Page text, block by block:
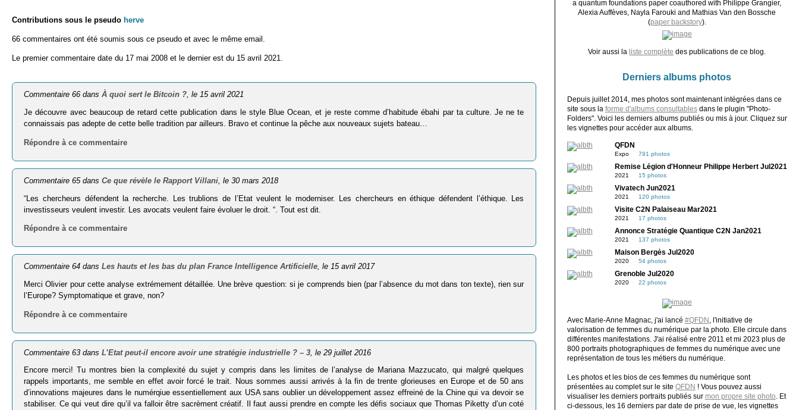
Contributions sous le pseudo herve
66 commentaires ont été soumis sous ce pseudo et avec le même email.
Le premier commentaire date du 17 mai 2008 et le dernier est du 15 avril 2021.
Commentaire 66 dansÀ quoi sert le Bitcoin ?, le 15 avril 2021
Je découvre avec beaucoup de retard cette publication dans le style Blue Ocean, et je reste comme d’habitude ébahi par ta culture. Je ne te
connaissais pas adepte de cette belle tradition par ailleurs. Bravo et continue la pêche aux nouveaux sujets bateau…
Répondre à ce commentaire
Commentaire 65 dansCe que révèle le Rapport Villani , le 30 mars 2018
“Les chercheurs défendent la recherche. Les trublions de l’Etat veulent le moderniser. Les chercheurs en éthique défendent l’éthique. Les
investisseurs veulent investir. Les avocats veulent faire évoluer le droit. “. Tout est dit.
Répondre à ce commentaire
Commentaire 64 dansLes hauts et les bas du plan France Intelligence Artificielle, le 15 avril 2017
Merci Olivier pour cette analyse extrémement détaillée. Une brève question: si je comprends bien (par l’absence du mot dans ton texte), rien sur
l’Europe? Symptomatique et grave, non?
Répondre à ce commentaire
Commentaire 63 dansL’Etat peut-il encore avoir une stratégie industrielle ? – 3 , le 29 juillet 2016
Encore merci! Tu montres bien la complexité du sujet y compris dans les limites de l’analyse de Mariana Mazzucato, qui malgré quelques
rappels importants, me semble en effet avoir forcé le trait. Nous sommes aussi arrivés à la fin de trente glorieuses en Europe et de 50 ans
d’innovations majeures dans le numérqiue essentiellement aux USA sans oublier un développement assez effreiné de la Chine qui va devoir se
stabiliser. Ce qui veut dire qu’il va falloir être sacrèment créatif. Il faut aussi prendre en compte les défis sociaux que Thomas Piketty d’un coté
a quantum foundations paper coauthored with Philippe Grangier,
Alexia Auffèves, Nayla Farouki and Mathias Van den Bossche
(paper backstory).
Voir aussi la liste complète des publications de ce blog.
Derniers albums photos
Depuis juillet 2014, mes photos sont maintenant intégrées dans ce
site sous la forme d'albums consultablesdans le plugin "Photo-
Folders". Voici les derniers albums publiés ou mis à jour. Cliquez sur
les vignettes pour accéder aux albums.
QFDN
Expo 791 photos
Remise Légion d'Honneur Philippe Herbert Jul2021
2021 15 photos
Vivatech Jun2021
2021 120 photos
Visite C2N Palaiseau Mar2021
2021 17 photos
Annonce Stratégie Quantique C2N Jan2021
2021 137 photos
Maison Bergès Jul2020
2020 54 photos
Grenoble Jul2020
2020 22 photos
Avec Marie-Anne Magnac, j'ai lancé #QFDN
, l'initiative de
valorisation de femmes du numérique par la photo. Elle circule dans
différentes manifestations. J'ai réalisé entre 2011 et mi 2023 plus de
800 portraits photographiques de femmes du numérique avec une
représentation de tous les métiers du numérique.
Les photos et les bios de ces femmes du numérique sont
présentées au complet sur le site QFDN ! Vous pouvez aussi
visualiser les derniers portraits publiés sur mon propre site photo . Et
ci-dessous, les 16 derniers par date de prise de vue, les vignettes